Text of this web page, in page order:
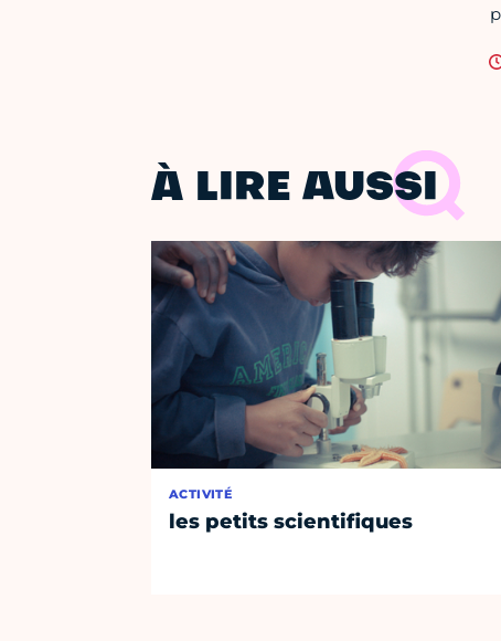
À LIRE AUSSI
ACTIVITÉ
les petits scientifiques